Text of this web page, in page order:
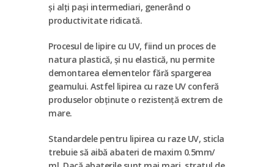
și alți pași intermediari, generând o
productivitate ridicată.
Procesul de lipire cu UV, fiind un proces de
natura plastică, și nu elastică, nu permite
demontarea elementelor fără spargerea
geamului. Astfel lipirea cu raze UV conferă
produselor obținute o rezistență extrem de
mare.
Standardele pentru lipirea cu raze UV, sticla
trebuie să aibă abateri de maxim 0.5mm/